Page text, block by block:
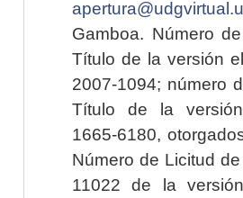
Gamboa. Número
Título de la versión
2007-1094; número
Título de la versión
1665-6180,
Número de Licitud
11022 de la